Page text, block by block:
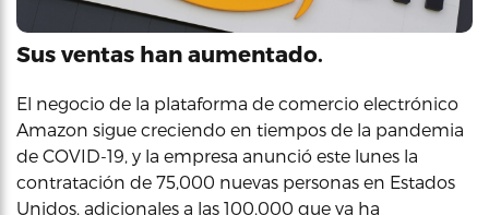
Sus ventas han aumentado.
El negocio de la plataforma de comercio electrónico
Amazon sigue creciendo en tiempos de la pandemia
de COVID-19, y la empresa anunció este lunes la
contratación de 75,000 nuevas personas en Estados
Unidos, adicionales a las 100,000 que ya ha